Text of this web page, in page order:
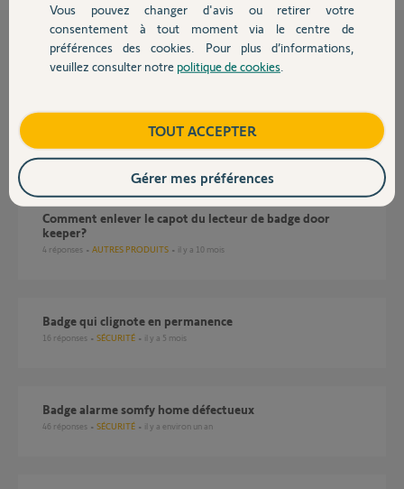
Devis avec un pro
Contact
Questions liées
Pourquoi mes 2 badges Somfy ne fonctionnent plus et
clignote tout le temps ?
6réponses SÉCURITÉ il y a 5 mois
comment enlever le capot du lecteur de badge door
keeper?
4 réponses AUTRES PRODUITS il y a 10 mois
Badge qui clignote en permanence
16 réponses SÉCURITÉ il y a 5 mois
Badge alarme somfy home défectueux
46 réponses SÉCURITÉ il y a environ un an
Vous pouvez changer d'avis ou retirer votre
consentement à tout moment via le centre de
préférences des cookies. Pour plus d’informations,
veuillez consulter notre politique de cookies
TOUT ACCEPTER
Gérer mes préférences